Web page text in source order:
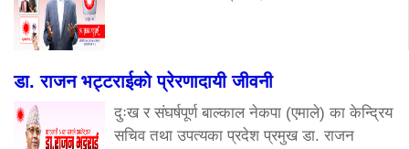
डा. राजन भट्टराईको प्रेरणादायी जीवनी
दुःख र संघर्षपूर्ण बाल्काल नेकपा (एमाले) का केन्द्रिय
सचिव तथा उपत्यका प्रदेश प्रमुख डा. राजन